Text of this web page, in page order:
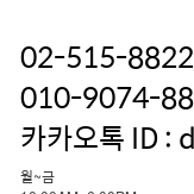
02-515-8822
010-9074-
카카오톡 ID
월~금